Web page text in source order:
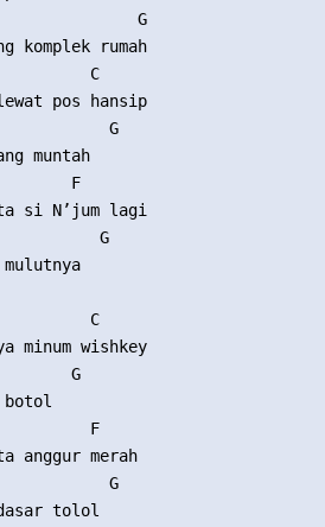
G
komplek rumah
C
pos hansip
G
muntah
F
si N’jum lagi
G
C
minum wishkey
G
botol
F
anggur merah
G
dasar tolol